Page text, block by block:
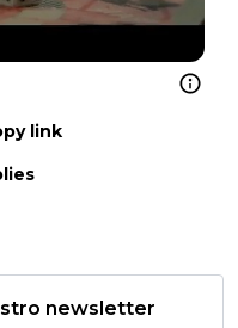
link
newsletter